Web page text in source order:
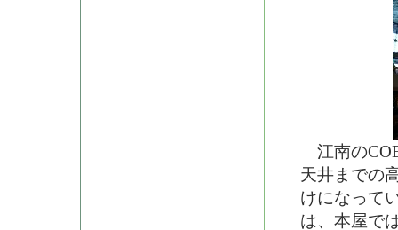
江南の
天井までの
けになって
は、本屋で